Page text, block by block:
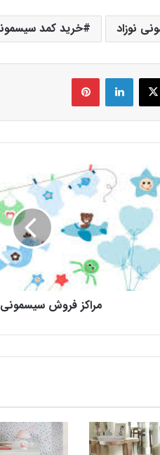
نوزاد خرید کمد
X لینکدین ‫پین‌ترست
مراکز فروش سیسمونی